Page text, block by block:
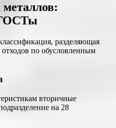
разделяющая
по обусловленным
вторичные
на 28